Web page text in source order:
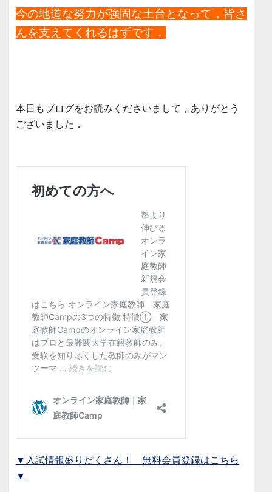
今の地道な努力が強固な土台となって，皆さ
んを支えてくれるはずです．
本日もブログをお読みくださいまして，ありがとう
ございました．
▼入試情報盛りだくさん！ 無料会員登録はこちら
▼